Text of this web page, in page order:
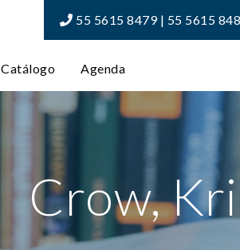
55 5615 8479 | 55 5615
Catálogo Agenda
Crow,